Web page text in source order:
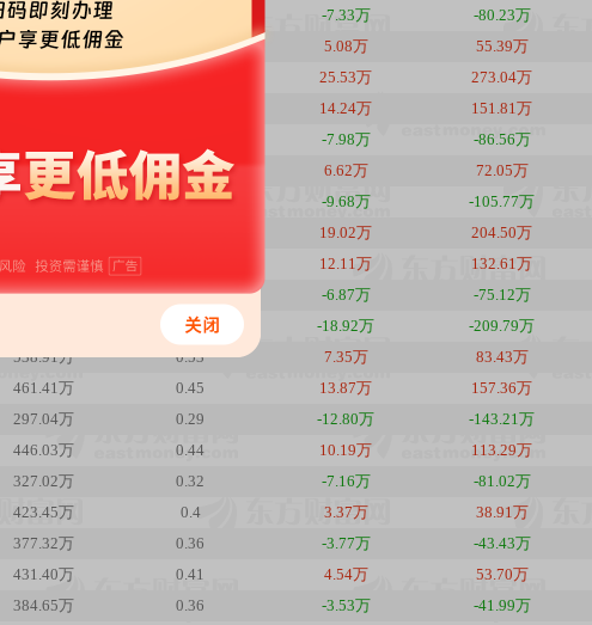
870.99万 -7.33万 -80.23万
953.67万 5.08万 55.39万
880.79万 0.91 25.53万 273.04万
14.24万 151.81万
-7.98万 -86.56万
545.52万 0.56 6.62万 72.05万
475.67万 0.48 -9.68万 -105.77万
19.02万 204.50万
372.91万 12.11万 132.61万
240.97万 0.24 -6.87万 -75.12万
0.32 -18.92万 -209.79万
538.91万 0.53 7.35万 83.43万
461.41万 0.45 13.87万 157.36万
297.04万 0.29 -12.80万 -143.21万
446.03万 0.44 10.19万 113.29万
327.02万 0.32 -7.16万 -81.02万
423.45万 0.4 3.37万 38.91万
377.32万 0.36 -3.77万 -43.43万
431.40万 0.41 4.54万 53.70万
384.65万 0.36 -3.53万 -41.99万